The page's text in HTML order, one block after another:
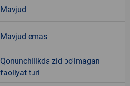
Mavjud
Mavjud emas
Qonunchilikda zid bo'lmagan
faoliyat turi